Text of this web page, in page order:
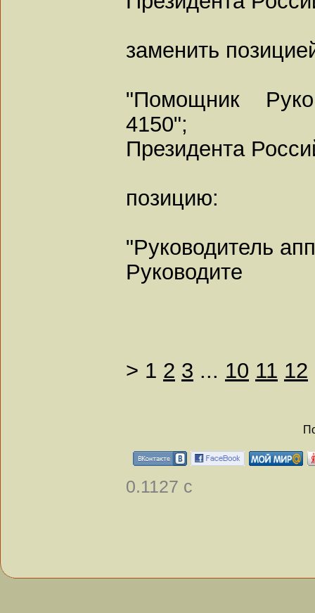
заменить
"Помощник
4150";
Президента
позицию:
"Руководитель
Руководите
> 1 2 3 ... 10 11 12
0.1127 с